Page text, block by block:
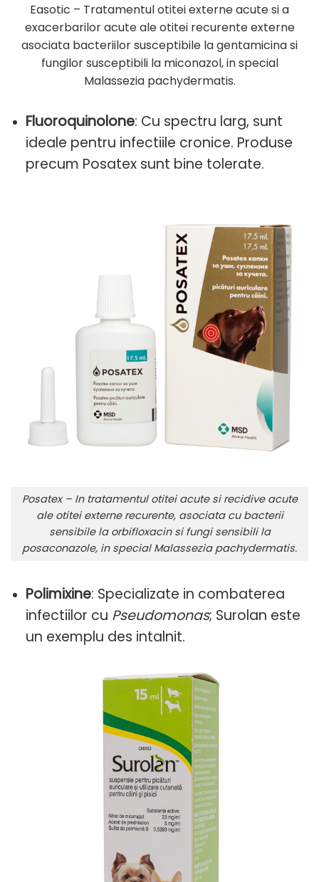
Easotic – Tratamentul otitei externe acute si a
exacerbarilor acute ale otitei recurente externe
asociata bacteriilor susceptibile la gentamicina si
fungilor susceptibili la miconazol, in special
Malassezia pachydermatis.
Fluoroquinolone: Cu spectru larg, sunt
ideale pentru infectiile cronice. Produse
precum Posatex sunt bine tolerate.
Posatex – In tratamentul otitei acute si recidive acute
ale otitei externe recurente, asociata cu bacterii
sensibile la orbifloxacin si fungi sensibili la
posaconazole, in special Malassezia pachydermatis.
Polimixine: Specializate in combaterea
infectiilor cu Pseudomonas; Surolan este
un exemplu des intalnit.